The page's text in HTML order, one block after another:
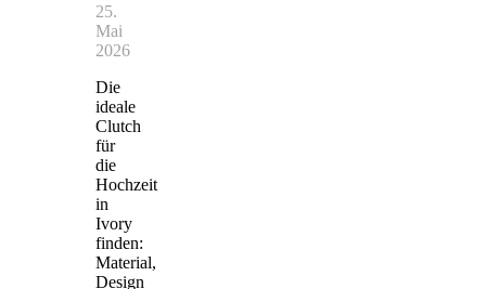
25.
Mai
2026
Die
ideale
Clutch
für
die
Hochzeit
in
Ivory
finden:
Material,
Design